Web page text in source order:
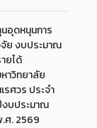
อุดหนุนการ
ย งบประมาณ
ยได้
าวิทยาลัย
รศวร ประจำ
บประมาณ
ศ. 2569